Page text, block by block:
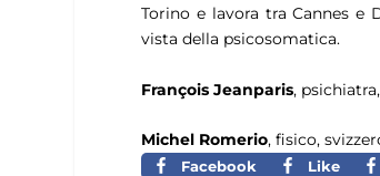
Torino e lavora tra Cannes e
vista della psicosomatica.
François Jeanparis,
Michel Romerio, fisico,
Facebook Like